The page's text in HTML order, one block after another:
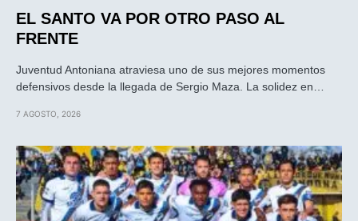
EL SANTO VA POR OTRO PASO AL
FRENTE
Juventud Antoniana atraviesa uno de sus mejores momentos
defensivos desde la llegada de Sergio Maza. La solidez en…
7 AGOSTO, 2026